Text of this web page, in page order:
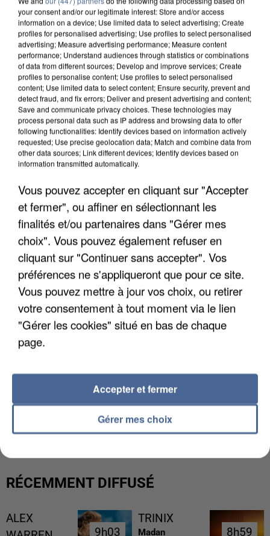
APRÈS TOUTES CES CANICULES, LES REFUGES
DE FAUNE SAUVAGE SONT...
L’UN DES FONDATEURS SUPPOSÉS DE LA DZ
MAFIA INTERPELLÉ EN ALGÉRIE
RÉCEMMENT DIFFUSÉ
ALEX
9h03
9h03
TRINIX
Madan 8h59
8h59
your consent and/or our legitimate interest: Store and/or access
information on a device; Use limited data to select advertising; Create
profiles for personalised advertising; Use profiles to select personalised
advertising; Measure advertising performance; Measure content
performance; Understand audiences through statistics or combinations
of data from different sources; Develop and improve services; Create
profiles to personalise content; Use profiles to select personalised
content; Use limited data to select content; Ensure security, prevent and
detect fraud, and fix errors; Deliver and present advertising and content;
Save and communicate privacy choices. These technologies may
process personal data such as IP address and browsing data to offer
following functionalities: Identify devices based on information actively
requested; Use precise geolocation data; Match and combine data from
other data sources; Link different devices; Identify devices based on
information transmitted automatically.
Vous pouvez accepter en cliquant sur "Accepter
et fermer", ou affiner en sélectionnant les
finalités et/ou partenaires dans "Gérer mes
choix". Vous pouvez également refuser en
cliquant sur "Continuer sans accepter". Vos
préférences ne s'appliqueront que pour ce site.
Vous pouvez mettre à jour vos choix, ou retirer
votre consentement à tout moment via le lien
"Gérer les cookies" situé en bas de chaque
page.
Gérer mes choix
Accepter et fermer